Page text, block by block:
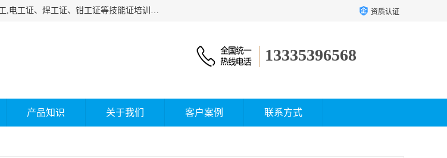
杰森教育专业提供电工证报名、安全员报名考试、特种作业操作证、操作证、宁夏电工,电工证、焊工证、钳工证等技能证培训课程。 资质认证
13335396568
产品知识 关于我们 客户案例 联系方式